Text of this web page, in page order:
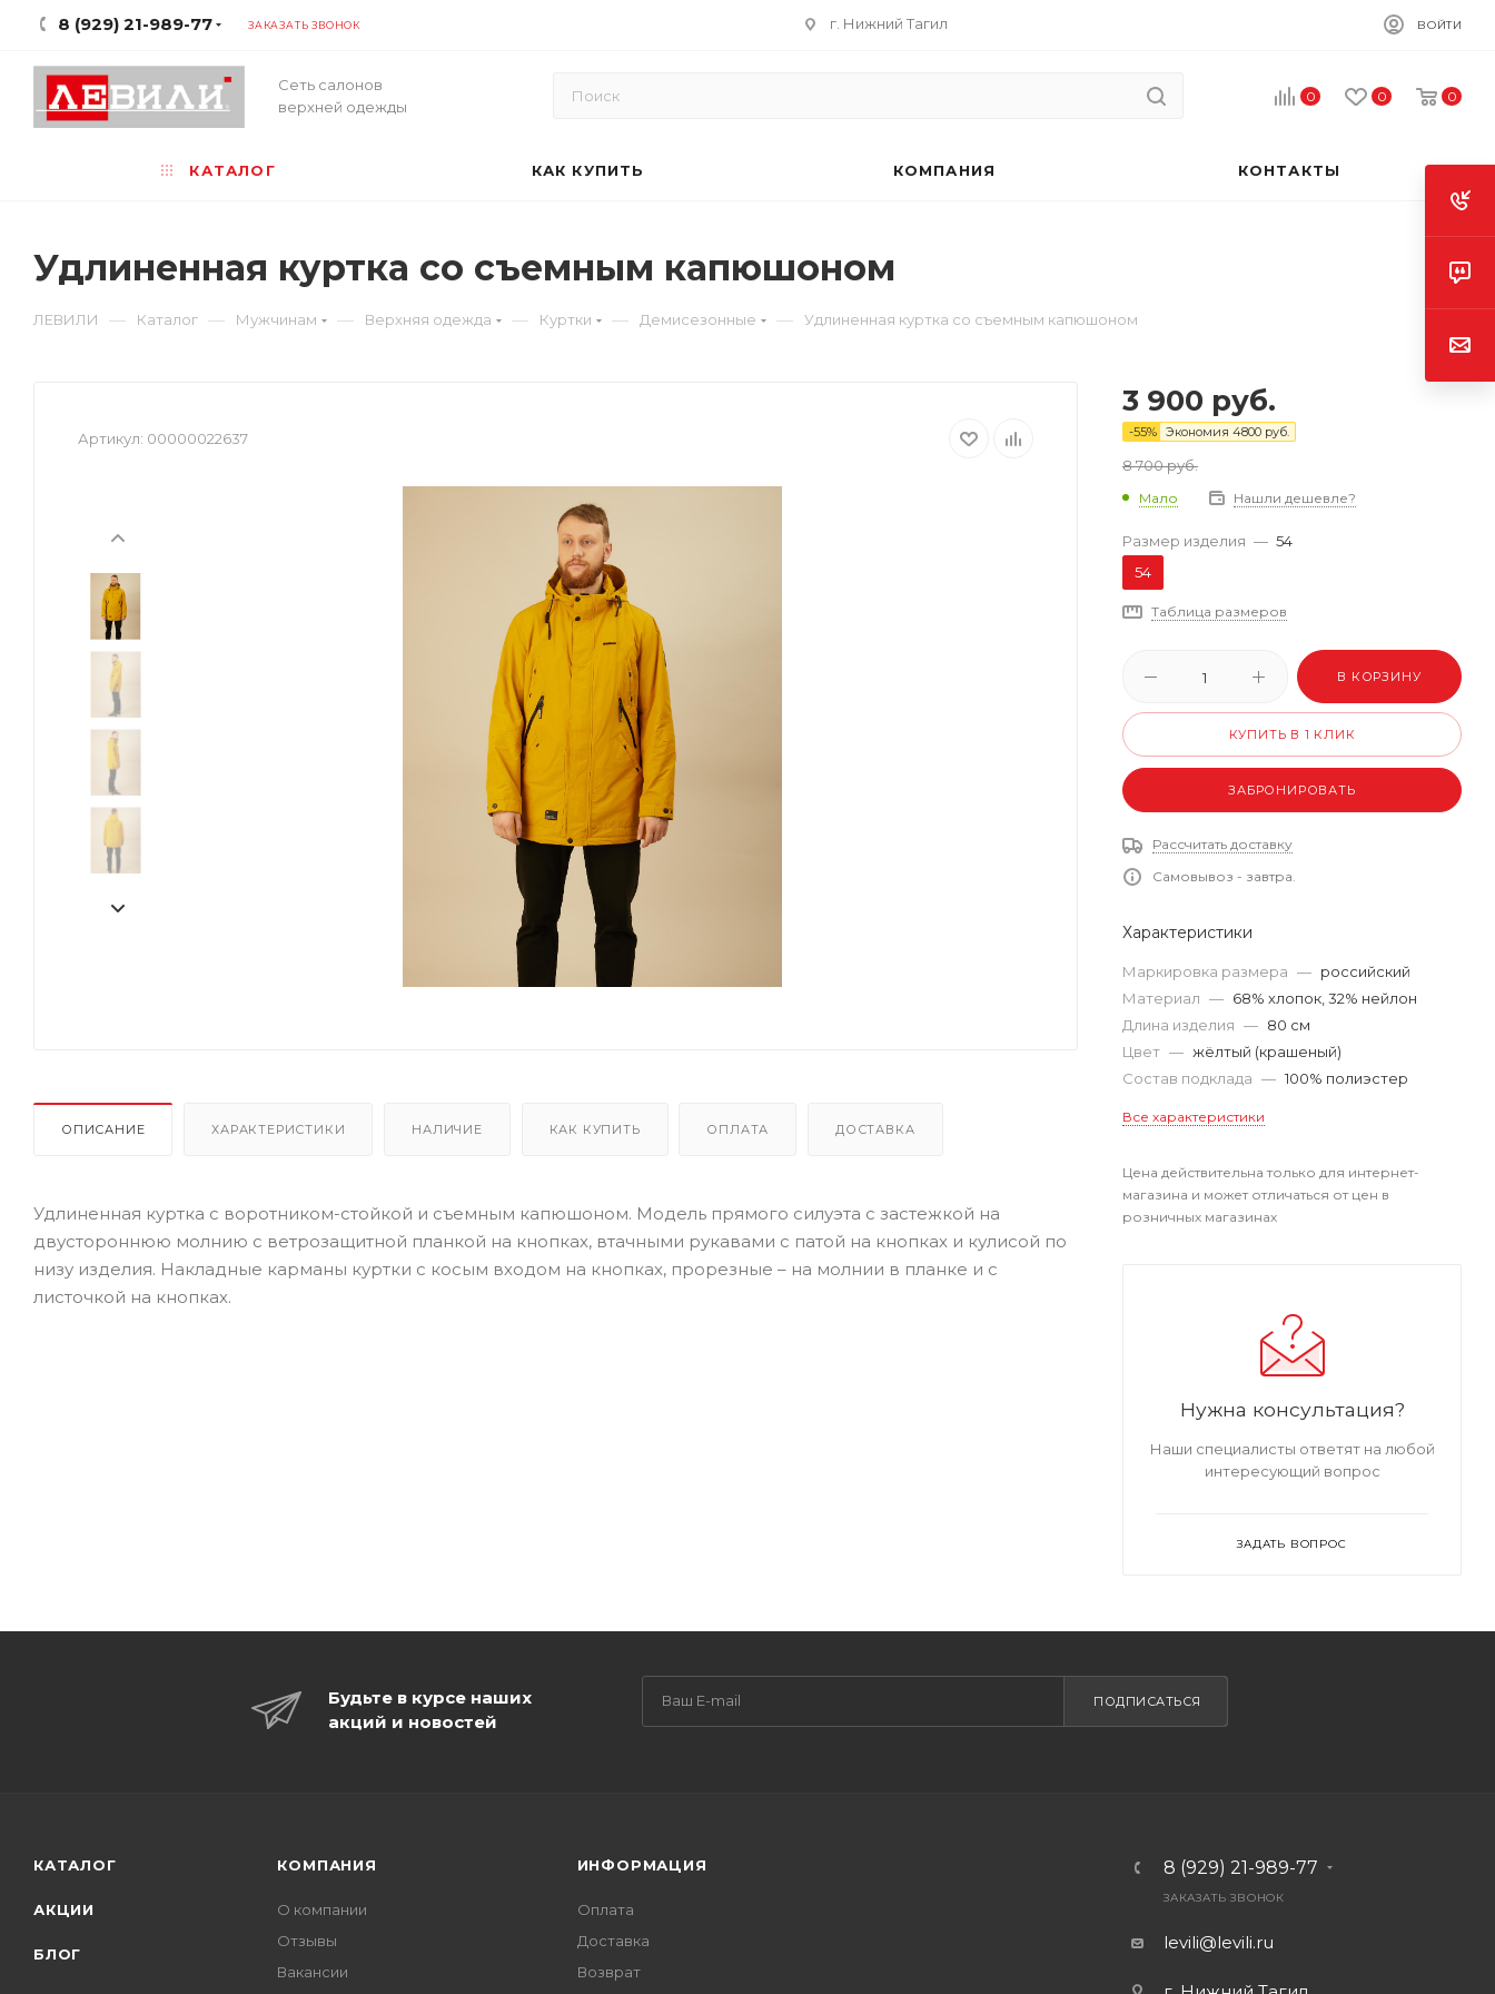
8 (929) 21-989-77 ЗАКАЗАТЬ ЗВОНОК г. Нижний Тагил ВОЙТИ
Сеть салонов
верхней одежды
0 0 0
КАТАЛОГ КАК КУПИТЬ КОМПАНИЯ КОНТАКТЫ
Удлиненная куртка со съемным капюшоном
ЛЕВИЛИ — Каталог — Мужчинам — Верхняя одежда — Куртки — Демисезонные — Удлиненная куртка со съемным капюшоном
Артикул: 00000022637
ОПИСАНИЕ ХАРАКТЕРИСТИКИ НАЛИЧИЕ КАК КУПИТЬ ОПЛАТА ДОСТАВКА
Удлиненная куртка с воротником-стойкой и съемным капюшоном. Модель прямого силуэта с застежкой на
двустороннюю молнию с ветрозащитной планкой на кнопках, втачными рукавами с патой на кнопках и кулисой по
низу изделия. Накладные карманы куртки с косым входом на кнопках, прорезные – на молнии в планке и с
листочкой на кнопках.
3 900 руб.
-55% Экономия 4800 руб.
8 700руб.
Мало Нашли дешевле?
Размер изделия — 54
54
Таблица размеров
В КОРЗИНУ
КУПИТЬ В 1 КЛИК
ЗАБРОНИРОВАТЬ
Рассчитать доставку
Самовывоз - завтра.
Характеристики
Маркировка размера — российский
Материал — 68% хлопок, 32% нейлон
Длина изделия — 80 см
Цвет — жёлтый (крашеный)
Состав подклада — 100% полиэстер
Все характеристики
Цена действительна только для интернет-
магазина и может отличаться от цен в
розничных магазинах
Нужна консультация?
Наши специалисты ответят на любой
интересующий вопрос
ЗАДАТЬ ВОПРОС
Будьте в курсе наших
акций и новостей
ПОДПИСАТЬСЯ
КАТАЛОГ
АКЦИИ
БЛОГ
КОМПАНИЯ
О компании
Отзывы
Вакансии
ИНФОРМАЦИЯ
Оплата
Доставка
Возврат
8 (929) 21-989-77
ЗАКАЗАТЬ ЗВОНОК
levili@levili.ru